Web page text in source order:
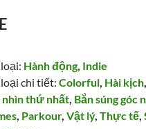
Hành động, Indie
loại chi tiết:Colorful, Hài kịch,
nhìn thứ nhất, Bắn súng góc
, Parkour,Vật lý,Thực tế,